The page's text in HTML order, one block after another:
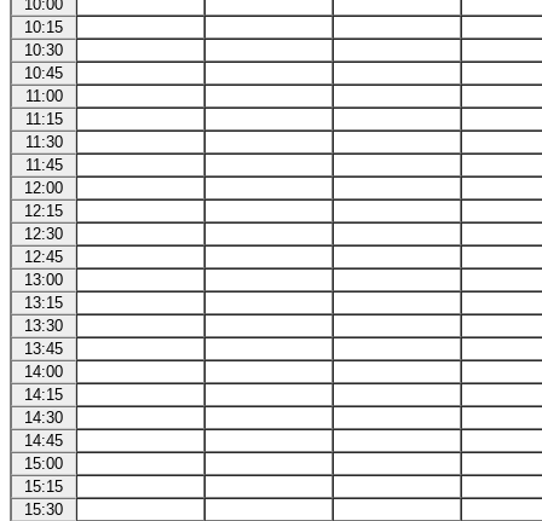
10:00
10:15
10:30
10:45
11:00
11:15
11:30
11:45
12:00
12:15
12:30
12:45
13:00
13:15
13:30
13:45
14:00
14:15
14:30
14:45
15:00
15:15
15:30